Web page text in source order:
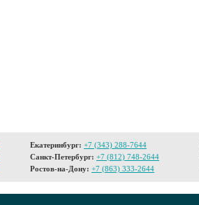
Екатеринбург: +7 (343) 288-7644
Санкт-Петербург: +7 (812) 748-2644
Ростов-на-Дону: +7 (863) 333-2644